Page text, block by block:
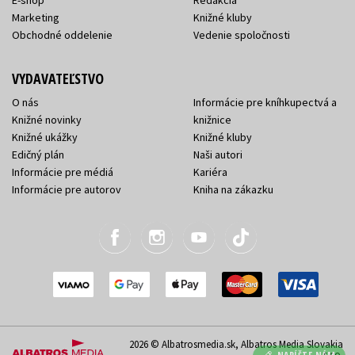
Marketing
Obchodné oddelenie
Knižné kluby
Vedenie spoločnosti
VYDAVATEĽSTVO
O nás
Knižné novinky
Knižné ukážky
Edičný plán
Informácie pre médiá
Informácie pre autorov
Informácie pre kníhkupectvá a
knižnice
Knižné kluby
Naši autori
Kariéra
Kniha na zákazku
2026 © Albatrosmedia.sk, Albatros Media Slovakia